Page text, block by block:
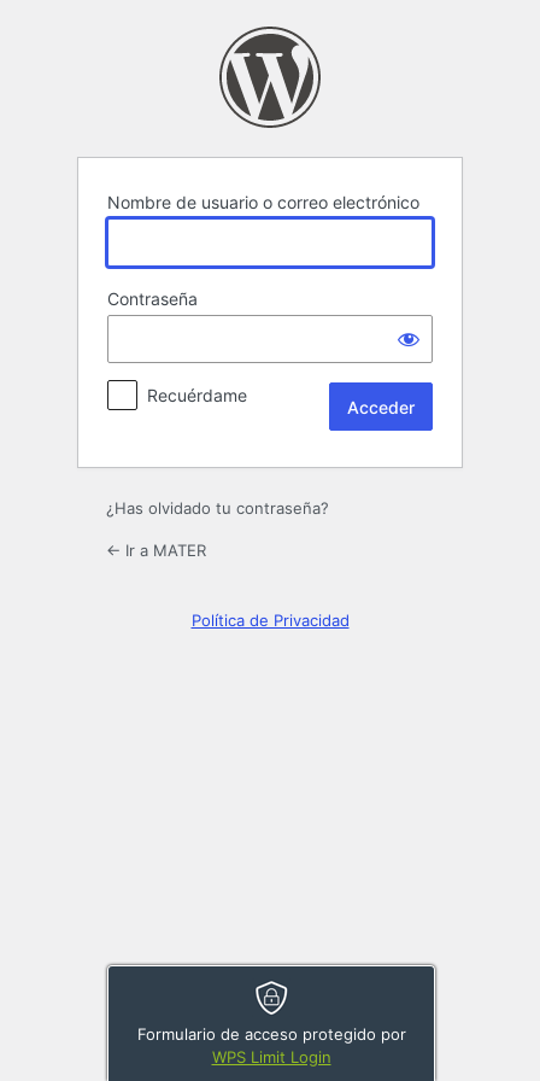
Nombre de usuario o correo electrónico
Contraseña
Formulario de acceso protegido por
WPS Limit Login
Recuérdame
¿Has olvidado tu contraseña?
← Ir a MATER
Política de Privacidad